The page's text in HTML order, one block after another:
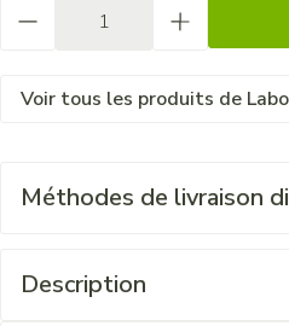
Voir tous les produits de
Méthodes de livraison
Description